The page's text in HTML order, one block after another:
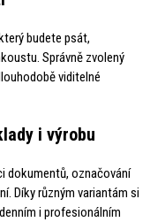
budete psát,
Správně zvolený
viditelné
i výrobu
dokumentů, označování
Díky různým variantám si
i profesionálním